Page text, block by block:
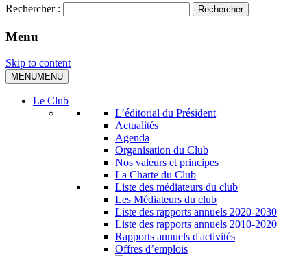
Rechercher :
Menu
Skip to content
MENUMENU
Le Club
L’éditorial du Président
Actualités
Agenda
Organisation du Club
Nos valeurs et principes
La Charte du Club
Liste des médiateurs du club
Les Médiateurs du club
Liste des rapports annuels 2020-2030
Liste des rapports annuels 2010-2020
Rapports annuels d'activités
Offres d’emplois